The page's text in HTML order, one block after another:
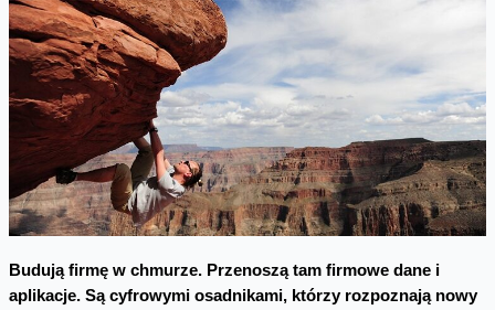
Budują firmę w chmurze. Przenoszą tam firmowe dane i
aplikacje. Są cyfrowymi osadnikami, którzy rozpoznają nowy